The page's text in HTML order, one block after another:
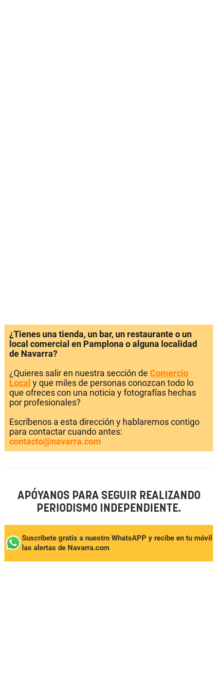
¿Tienes una tienda, un bar, un restaurante o un
local comercial en Pamplona o alguna localidad
de Navarra?
¿Quieres salir en nuestra sección de Comercio
Local y que miles de personas conozcan todo lo
que ofreces con una noticia y fotografías hechas
por profesionales?
Escríbenos a esta dirección y hablaremos contigo
para contactar cuando antes:
contacto@navarra.com
APÓYANOS PARA SEGUIR REALIZANDO
PERIODISMO INDEPENDIENTE.
Suscríbete gratis a nuestro WhatsAPP y recibe en tu móvil
las alertas de Navarra.com